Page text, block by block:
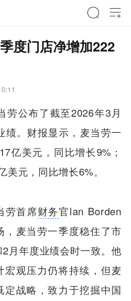
度门店净增加222
劳公布了截至2026年3月
绩。财报显示，麦当劳一
亿美元，同比增长9%；
美元，同比增长6%。
劳首席财务官lan Borden
，麦当劳一季度稳住了市
月年度业绩会时一致。他
宏观压力仍将持续，但麦
定战略，致力于挖掘中国